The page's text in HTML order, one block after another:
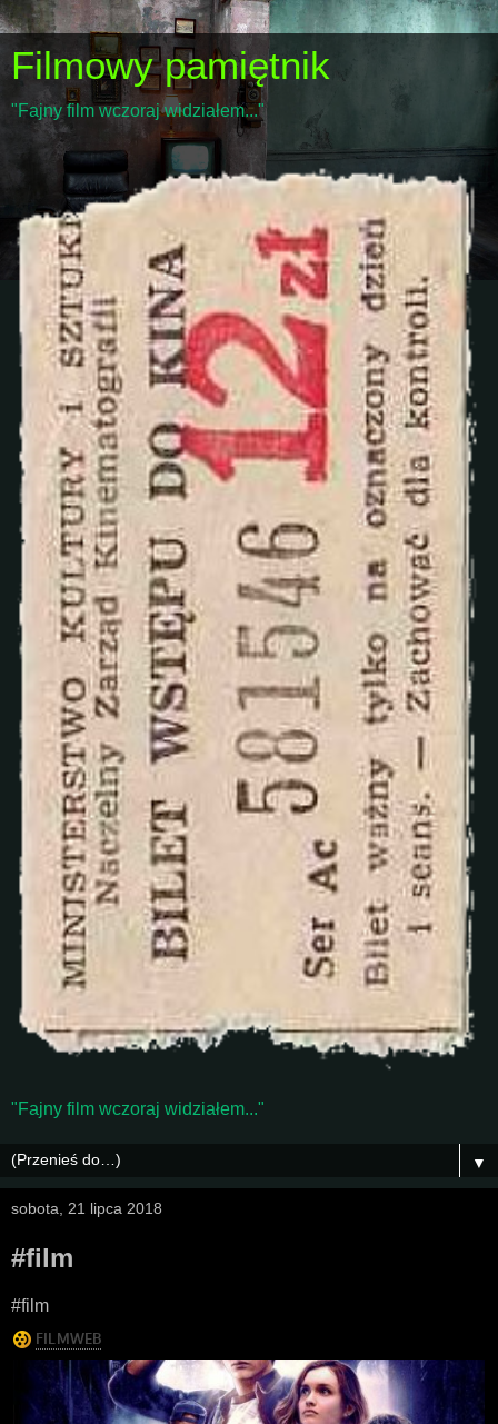
Filmowy pamiętnik
"Fajny film wczoraj widziałem..."
"Fajny film wczoraj widziałem..."
▼
sobota, 21 lipca 2018
#film
#film